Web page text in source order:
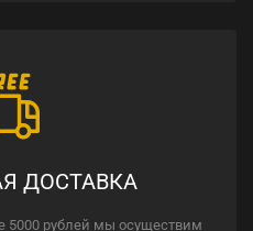
ДОСТАВКА
5000 рублей мы осуществим